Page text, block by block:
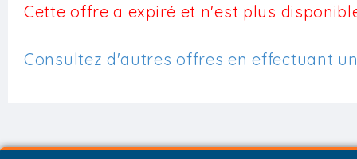
Cette offre a expiré et n'est plus
Consultez d'autres offres en effectuant